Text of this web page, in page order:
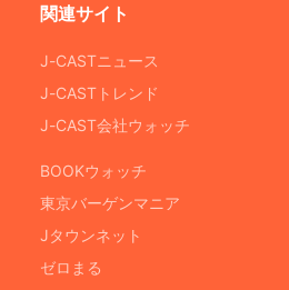
関連サイト
J-CASTニュース
J-CASTトレンド
J-CAST会社ウォッチ
BOOKウォッチ
東京バーゲンマニア
Jタウンネット
ゼロまる